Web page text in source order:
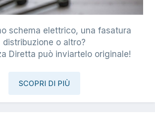
schema elettrico, una fasatura
distribuzione o altro?
Diretta può inviartelo originale!
SCOPRI DI PIÙ